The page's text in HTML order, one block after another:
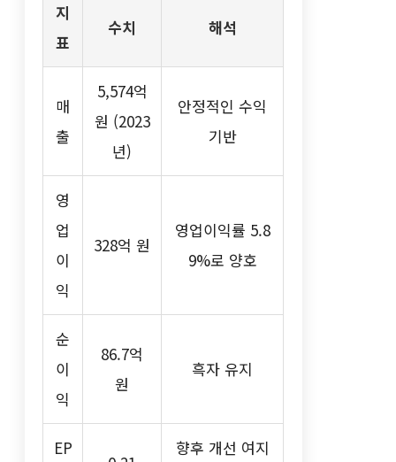
지
표
수치 해석
매
출
5,574억
원 (2023
년)
안정적인 수익
기반
영
업
이
익
328억 원
영업이익률 5.8
9%로 양호
순
이
익
86.7억
원
흑자 유지
EP
향후 개선 여지